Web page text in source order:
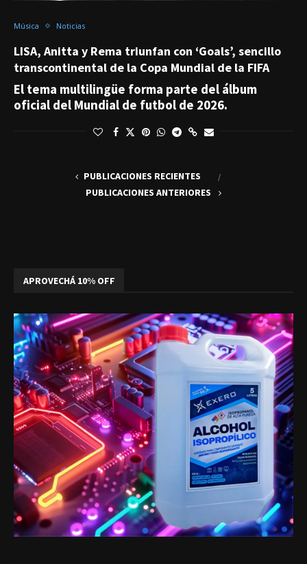
Música Noticias
LISA, Anitta y Rema triunfan con ‘Goals’, sencillo
transcontinental de la Copa Mundial de la FIFA
El tema multilingüe forma parte del álbum
oficial del Mundial de futbol de 2026.
PUBLICACIONES RECIENTES
PUBLICACIONES ANTERIORES
APROVECHÁ 10% OFF